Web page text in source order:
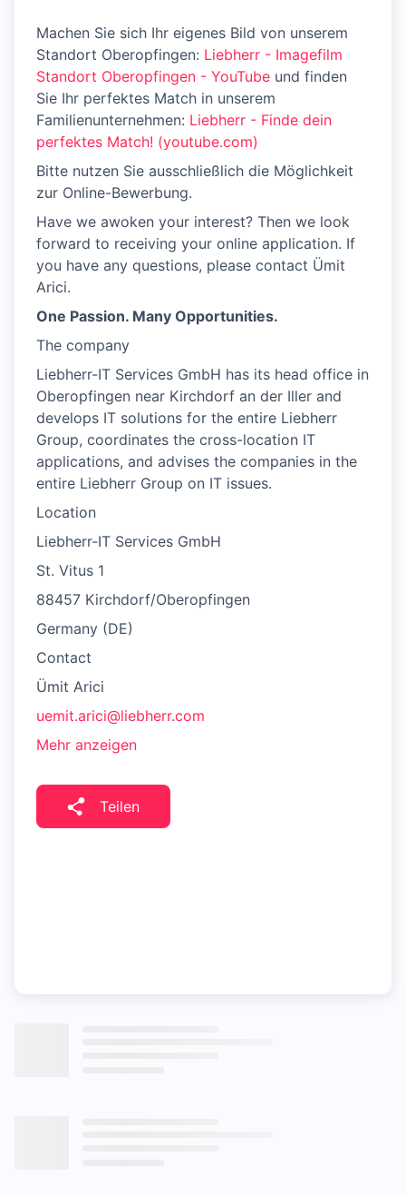
Machen Sie sich Ihr eigenes Bild von unserem
Standort Oberopfingen: Liebherr - Imagefilm
Standort Oberopfingen - YouTube und finden
Sie Ihr perfektes Match in unserem
Familienunternehmen: Liebherr - Finde dein
perfektes Match! (youtube.com)
Bitte nutzen Sie ausschließlich die Möglichkeit
zur Online-Bewerbung.
Have we awoken your interest? Then we look
forward to receiving your online application. If
you have any questions, please contact Ümit
Arici.
One Passion. Many Opportunities.
The company
Liebherr-IT Services GmbH has its head office in
Oberopfingen near Kirchdorf an der Iller and
develops IT solutions for the entire Liebherr
Group, coordinates the cross-location IT
applications, and advises the companies in the
entire Liebherr Group on IT issues.
Location
Liebherr-IT Services GmbH
St. Vitus 1
88457 Kirchdorf/Oberopfingen
Germany (DE)
Contact
Ümit Arici
uemit.arici@liebherr.com
Mehr anzeigen
Teilen